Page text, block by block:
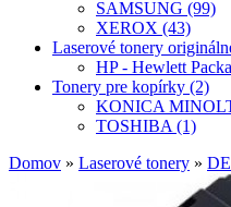
SAMSUNG (99)
XEROX (43)
Laserové tonery
HP - Hewlett
Tonery pre kopírky (2)
KONICA
TOSHIBA (1)
Domov » Laserové tonery »